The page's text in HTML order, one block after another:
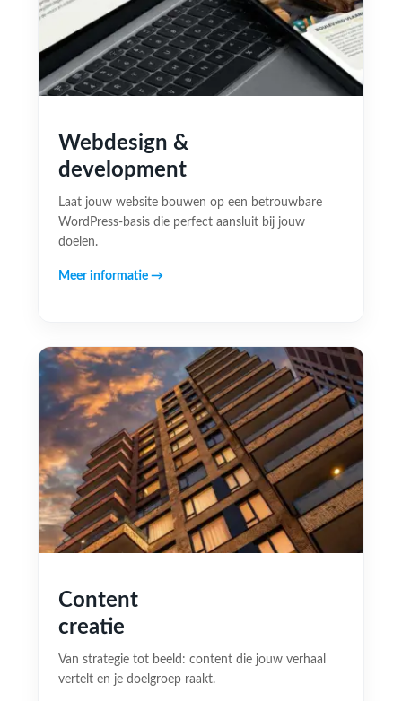
Webdesign &
development
Laat jouw website bouwen op een betrouwbare
WordPress-basis die perfect aansluit bij jouw
doelen.
Meer informatie →
Content
creatie
Van strategie tot beeld: content die jouw verhaal
vertelt en je doelgroep raakt.